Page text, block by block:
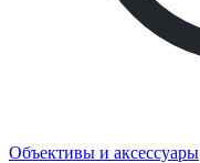
Объективы и аксессуары